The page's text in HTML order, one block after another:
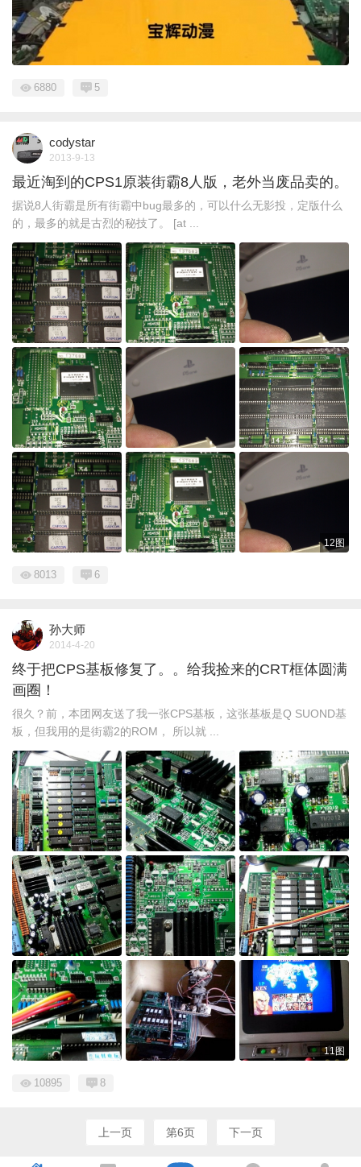
6880 5
codystar
2013-9-13
最近淘到的CPS1原装街霸8人版，老外当废品卖的。
据说8人街霸是所有街霸中bug最多的，可以什么无影投，定版什么
的，最多的就是古烈的秘技了。 [at ...
12图
8013 6
孙大师
2014-4-20
终于把CPS基板修复了。。给我捡来的CRT框体圆满
画圈！
很久？前，本团网友送了我一张CPS基板，这张基板是Q SUOND基
板，但我用的是街霸2的ROM， 所以就 ...
11图
10895 8
上一页 第6页 下一页